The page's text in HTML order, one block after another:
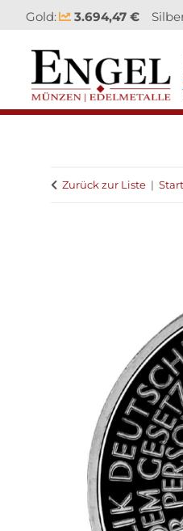
Gold: 3.694,47 €
Zurück zur Liste